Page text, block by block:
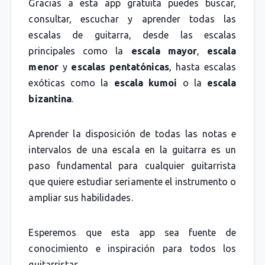
Gracias a esta app gratuita puedes buscar,
consultar, escuchar y aprender todas las
escalas de guitarra, desde las escalas
principales como la escala mayor, escala
menory escalas pentatónicas, hasta escalas
exóticas como la escala kumoi o la escala
bizantina.
Aprender la disposición de todas las notas e
intervalos de una escala en la guitarra es un
paso fundamental para cualquier guitarrista
que quiere estudiar seriamente el instrumento o
ampliar sus habilidades.
Esperemos que esta app sea fuente de
conocimiento e inspiración para todos los